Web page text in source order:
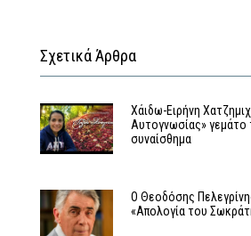
Σχετικά Άρθρα
Χάιδω-Ειρήνη
Αυτογνωσίας» γεμάτο
συναίσθημα
Ο Θεοδόσης
«Απολογία του